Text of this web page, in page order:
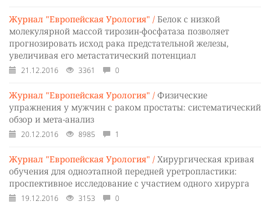
Журнал "Европейская Урология" / Белок с низкой
молекулярной массой тирозин-фосфатаза позволяет
прогнозировать исход рака предстательной железы,
увеличивая его метастатический потенциал
21.12.2016 3361 0
Журнал "Европейская Урология" / Физические
упражнения у мужчин с раком простаты: систематический
обзор и мета-анализ
20.12.2016 8985 1
Журнал "Европейская Урология" / Хирургическая кривая
обучения для одноэтапной передней уретропластики:
проспективное исследование с участием одного хирурга
19.12.2016 3153 0